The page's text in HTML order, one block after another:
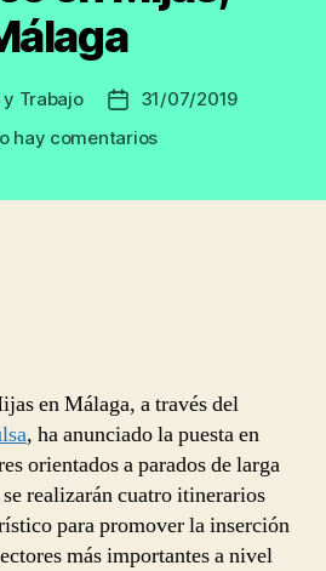
y Trabajo
Fecha
de
31/07/2019
hay comentariosen
Málaga
en Málaga, a través del
, ha anunciado la puesta en
orientados a parados de larga
realizarán cuatro itinerarios
para promover la inserción
más importantes a nivel